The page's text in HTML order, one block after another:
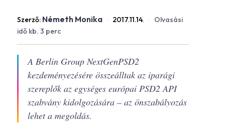
Szerző: Németh Monika · 2017.11.14. · Olvasási
idő kb. 3 perc
A Berlin Group NextGenPSD2
kezdeményezésére összeálltak az iparági
szereplők az egységes európai PSD2 API
szabvány kidolgozására – az önszabályozás
lehet a megoldás.